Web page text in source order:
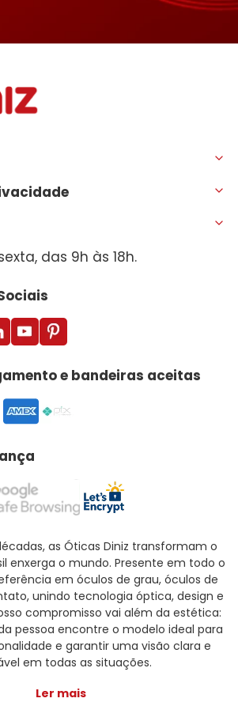
das 9h às 18h.
e bandeiras aceitas
as Óticas Diniz transformam o
enxerga o mundo. Presente em todo o
em óculos de grau, óculos de
unindo tecnologia óptica, design e
compromisso vai além da estética:
pessoa encontre o modelo ideal para
e garantir uma visão clara e
em todas as situações.
Ler mais